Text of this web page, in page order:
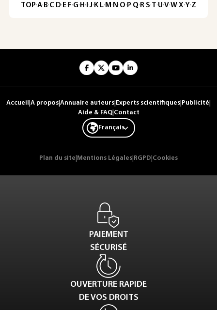
TOP·A·B·C· D· E· F·G· H · ·J· K· L· M · N ·O· P·Q· R·S·T·U·V·W·X·Y·Z
Accueil A propos Annuaire auteurs Experts scientifiques Publicité
Aide & FAQ| Contact
Français
Plan du site Mentions Légales RGPD Cookies
PAIEMENT
SÉCURISÉ
OUVERTURE RAPIDE
DE VOS DROITS